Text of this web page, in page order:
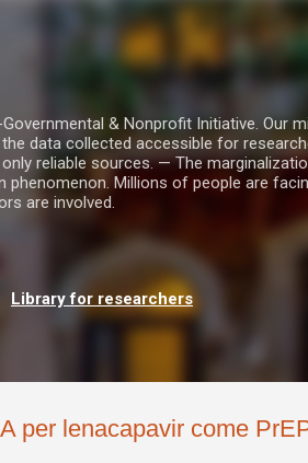
& Nonprofit Initiative. Our
data collected accessible for
reliable sources. — The
Millions of people are
are involved.
Library for researchers
per lenacapavir come